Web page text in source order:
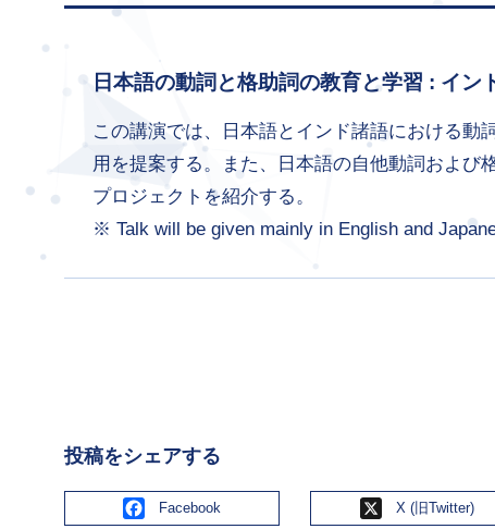
日本語の動詞と格助詞の教育と学習 : イン
この講演では、日本語とインド諸語における動
用を提案する。また、日本語の自他動詞および
プロジェクトを紹介する。
Talk will be given mainly in English and
投稿をシェアする
Facebook X